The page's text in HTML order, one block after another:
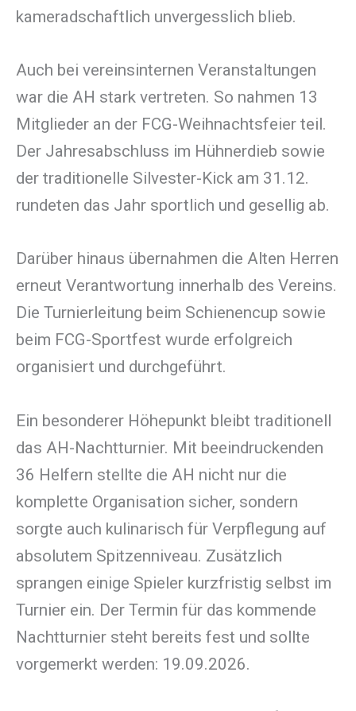
kameradschaftlich unvergesslich blieb.
Auch bei vereinsinternen Veranstaltungen
war die AH stark vertreten. So nahmen 13
Mitglieder an der FCG-Weihnachtsfeier teil.
Der Jahresabschluss im Hühnerdieb sowie
der traditionelle Silvester-Kick am 31.12.
rundeten das Jahr sportlich und gesellig ab.
Darüber hinaus übernahmen die Alten Herren
erneut Verantwortung innerhalb des Vereins.
Die Turnierleitung beim Schienencup sowie
beim FCG-Sportfest wurde erfolgreich
organisiert und durchgeführt.
Ein besonderer Höhepunkt bleibt traditionell
das AH-Nachtturnier. Mit beeindruckenden
36 Helfern stellte die AH nicht nur die
komplette Organisation sicher, sondern
sorgte auch kulinarisch für Verpflegung auf
absolutem Spitzenniveau. Zusätzlich
sprangen einige Spieler kurzfristig selbst im
Turnier ein. Der Termin für das kommende
Nachtturnier steht bereits fest und sollte
vorgemerkt werden: 19.09.2026.